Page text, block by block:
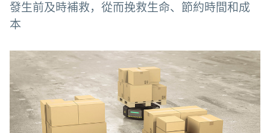
發生前及時補救，從而挽救生命、節約時間和成
本